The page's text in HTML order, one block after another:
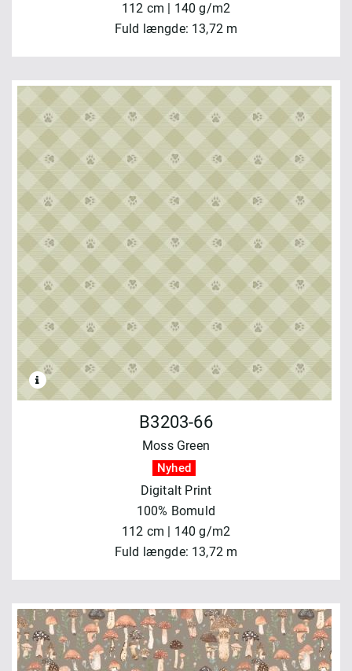
112 cm | 140 g/m2
Fuld længde: 13,72 m
B3203-66
Moss Green
Nyhed
Digitalt Print
100% Bomuld
112 cm | 140 g/m2
Fuld længde: 13,72 m